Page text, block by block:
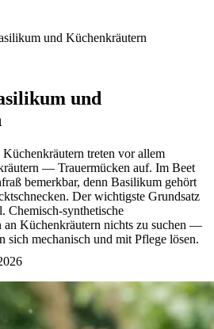
und Küchenkräutern
und
treten vor allem
— Trauermücken auf. Im Beet
bemerkbar, denn Basilikum gehört
Der wichtigste Grundsatz
Chemisch-synthetische
an Küchenkräutern nichts zu suchen —
sich mechanisch und mit Pflege lösen.